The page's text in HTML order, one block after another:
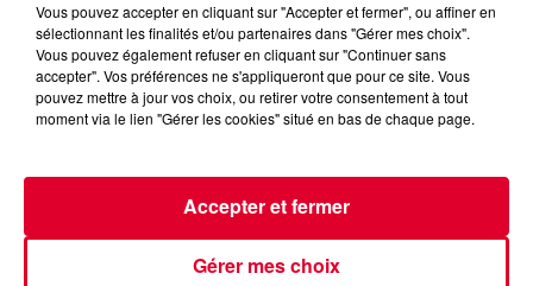
Tribaltech Evolution,l’un des festivals les plus
univers les 10 et 11 Octobre 2015.
C’est à Curitiba, dans un emplacement transformé en
véritable ville que le festival de déroulera, plus qu’un
festival, Tribaltech Evolution est une véritable
Vous pouvez accepter en cliquant sur "Accepter et fermer", ou affiner en
sélectionnant les finalités et/ou partenaires dans "Gérer mes choix".
Vous pouvez également refuser en cliquant sur "Continuer sans
accepter". Vos préférences ne s'appliqueront que pour ce site. Vous
pouvez mettre à jour vos choix, ou retirer votre consentement à tout
moment via le lien "Gérer les cookies" situé en bas de chaque page.
Gérer mes choix
Accepter et fermer